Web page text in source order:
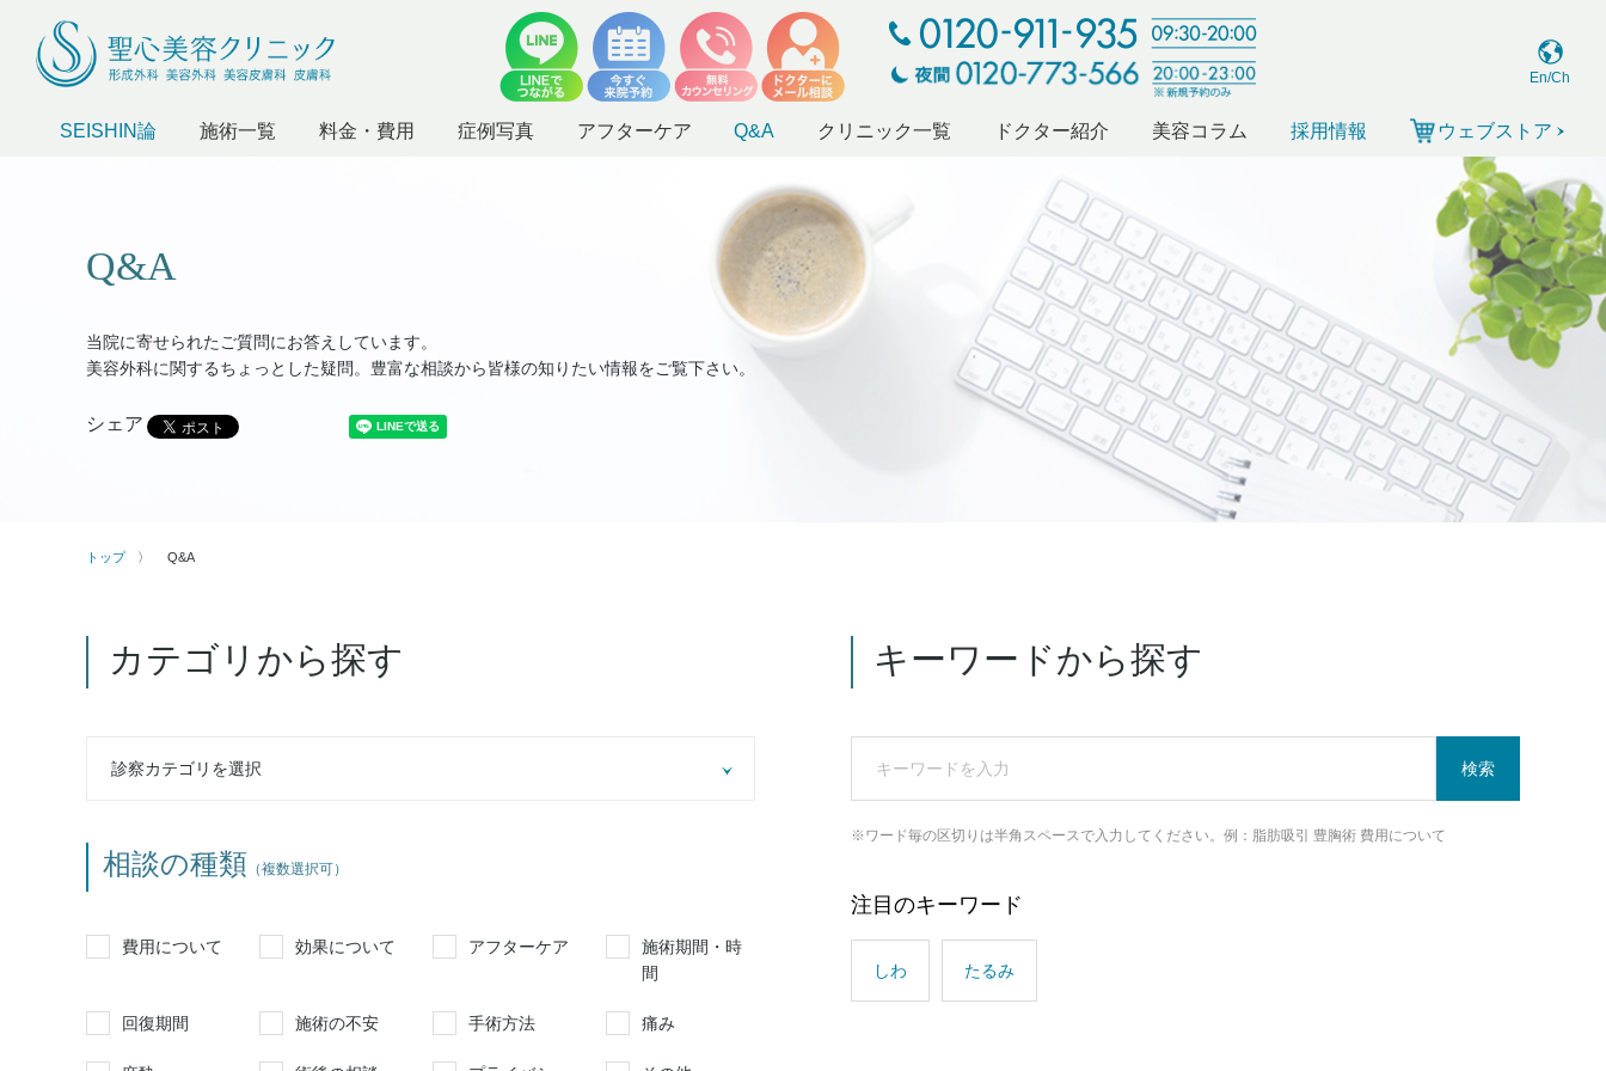
En/Ch
SEISHIN論 施術一覧 料金・費用 症例写真 アフターケア Q&A クリニック一覧 ドクター紹介 美容コラム 採用情報 ウェブストア
Q&A
当院に寄せられたご質問にお答えしています。
美容外科に関するちょっとした疑問。豊富な相談から皆様の知りたい情報をご覧下さい。
シェア
トップ Q&A
カテゴリから探す
相談の種類 （複数選択可）
費用について 効果について アフターケア
施術期間・時
間
回復期間 施術の不安 手術方法 痛み
キーワードから探す
検索
※ワード毎の区切りは半角スペースで入力してください。 例：脂肪吸引 豊胸術 費用について
注目のキーワード
しわ たるみ